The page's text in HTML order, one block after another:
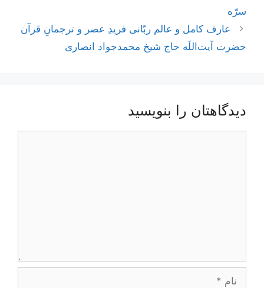
سرّه
عارف کامل و عالم ربّانی فریدِ عصر و ترجمانِ قرآن
حضرت آیت‌اللَه حاج شیخ محمدجواد انصاری
دیدگاهتان را بنویسید